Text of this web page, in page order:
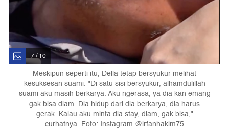
7 / 10
Meskipun seperti itu, Della tetap bersyukur melihat
kesuksesan suami. "Di satu sisi bersyukur, alhamdulillah
suami aku masih berkarya. Aku ngerasa, ya dia kan emang
gak bisa diam. Dia hidup dari dia berkarya, dia harus
gerak. Kalau aku minta dia stay, diam, gak bisa,"
curhatnya. Foto: Instagram @irfanhakim75